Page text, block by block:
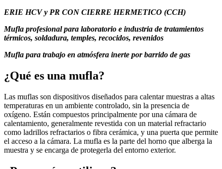
ERIE HCV y PR CON CIERRE HERMETICO (CCH)
Mufla profesional para laboratorio e industria de tratamientos
térmicos, soldadura, temples, recocidos, revenidos
Mufla para trabajo en atmósfera inerte por barrido de gas
¿Qué es una mufla?
Las muflas son dispositivos diseñados para calentar muestras a altas
temperaturas en un ambiente controlado, sin la presencia de
oxígeno. Están compuestos principalmente por una cámara de
calentamiento, generalmente revestida con un material refractario
como ladrillos refractarios o fibra cerámica, y una puerta que permite
el acceso a la cámara. La mufla es la parte del horno que alberga la
muestra y se encarga de protegerla del entorno exterior.